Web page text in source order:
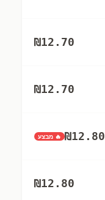
₪12.70
₪12.70
₪12.80 🔥 מבצע
₪12.80